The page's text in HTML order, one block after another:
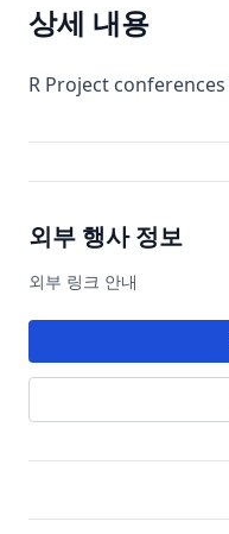
상세 내용
R Project
외부 행사 정보
외부 링크 안내